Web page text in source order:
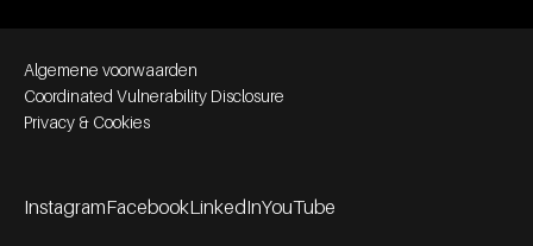
Footer bottom navigation
Algemene voorwaarden
Coordinated Vulnerability Disclosure
Privacy & Cookies
InstagramFacebookLinkedInYouTube